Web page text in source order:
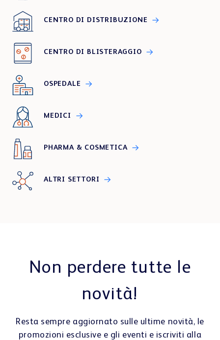
CENTRO DI DISTRIBUZIONE
CENTRO DI BLISTERAGGIO
OSPEDALE
MEDICI
PHARMA & COSMETICA
ALTRI SETTORI
Non perdere tutte le
novità!
Resta sempre aggiornato sulle ultime novità, le
promozioni esclusive e gli eventi e iscriviti alla